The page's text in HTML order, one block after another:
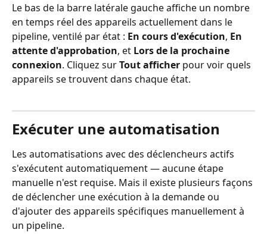
Le bas de la barre latérale gauche affiche un nombre
en temps réel des appareils actuellement dans le
pipeline, ventilé par état : En cours d'exécution, En
attente d'approbation, et Lors de la prochaine
connexion. Cliquez sur Tout afficher pour voir quels
appareils se trouvent dans chaque état.
Exécuter une automatisation
Les automatisations avec des déclencheurs actifs
s'exécutent automatiquement — aucune étape
manuelle n'est requise. Mais il existe plusieurs façons
de déclencher une exécution à la demande ou
d'ajouter des appareils spécifiques manuellement à
un pipeline.